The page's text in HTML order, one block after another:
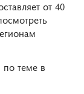
от 40
теме в